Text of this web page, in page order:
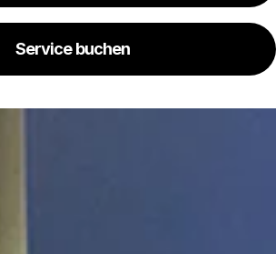
Service buchen